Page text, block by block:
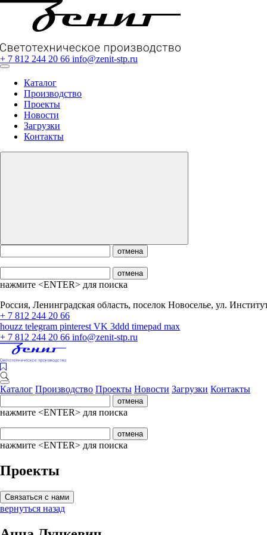
+ 7 812 244 20 66 info@zenit-stp.ru
Каталог
Производство
Проекты
Новости
Загрузки
Контакты
отмена
отмена
нажмите <ENTER> для поиска
Россия, Ленинградская область, поселок Новоселье, ул.
+ 7 812 244 20 66
houzz telegram pinterest VK 3ddd timepad max
+ 7 812 244 20 66 info@zenit-stp.ru
Каталог Производство Проекты Новости Загрузки Контакты
отмена
нажмите <ENTER> для поиска
отмена
нажмите <ENTER> для поиска
Проекты
Связаться с нами
вернуться назад